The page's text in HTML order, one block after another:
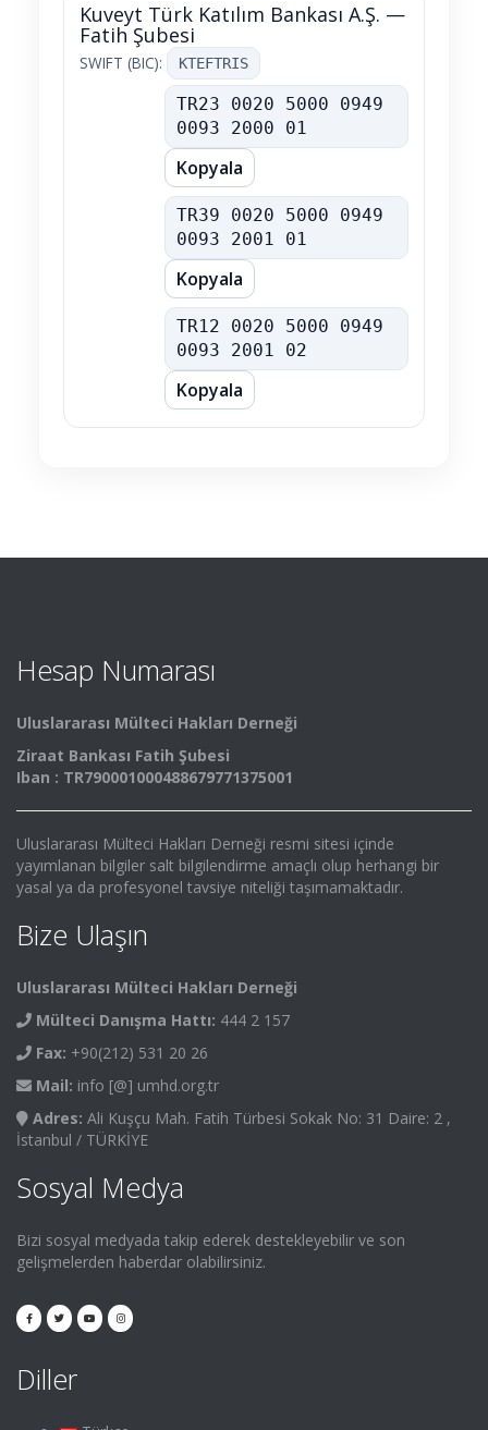
Kuveyt Türk Katılım Bankası A.Ş. —
Fatih Şubesi
SWIFT (BIC): KTEFTRIS
TR23 0020 5000 0949
0093 2000 01
Kopyala
TR39 0020 5000 0949
0093 2001 01
Kopyala
TR12 0020 5000 0949
0093 2001 02
Kopyala
Hesap Numarası
Uluslararası Mülteci Hakları Derneği
Ziraat Bankası Fatih Şubesi
Iban : TR790001000488679771375001
Uluslararası Mülteci Hakları Derneği resmi sitesi içinde
yayımlanan bilgiler salt bilgilendirme amaçlı olup herhangi bir
yasal ya da profesyonel tavsiye niteliği taşımamaktadır.
Bize Ulaşın
Uluslararası Mülteci Hakları Derneği
Mülteci Danışma Hattı: 444 2 157
Fax: +90(212) 531 20 26
Mail: info [@] umhd.org.tr
Adres: Ali Kuşçu Mah. Fatih Türbesi Sokak No: 31 Daire: 2 ,
İstanbul / TÜRKİYE
Sosyal Medya
Bizi sosyal medyada takip ederek destekleyebilir ve son
gelişmelerden haberdar olabilirsiniz.
Diller